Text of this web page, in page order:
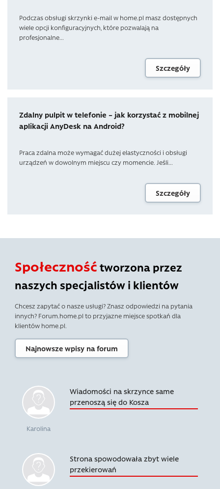
Podczas obsługi skrzynki e-mail w home.pl masz dostępnych
wiele opcji konfiguracyjnych, które pozwalają na
profesjonalne...
Szczegóły
Zdalny pulpit w telefonie – jak korzystać z mobilnej
aplikacji AnyDesk na Android?
Praca zdalna może wymagać dużej elastyczności i obsługi
urządzeń w dowolnym miejscu czy momencie. Jeśli...
Szczegóły
Społeczność tworzona przez
naszych specjalistów i klientów
Chcesz zapytać o nasze usługi? Znasz odpowiedzi na pytania
innych? Forum.home.pl to przyjazne miejsce spotkań dla
klientów home.pl.
Najnowsze wpisy na forum
Karolina
Wiadomości na skrzynce same
przenoszą się do Kosza
Strona spowodowała zbyt wiele
przekierowań